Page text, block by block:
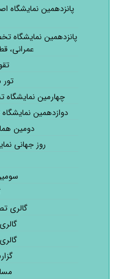
پانزدهمین نمایشگاه
پانزدهمین نمایشگاه
عمرانی،
تور
چهارمین
دوازدهمین
دومین
روز جهانی
گالری